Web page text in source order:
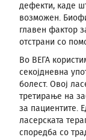
дефекти, каде
возможен.
главен фактор
отстрани со
Во ВЕГА
секојдневна
болест. Овој
третирање на
за пациентите.
ласерската
споредба со